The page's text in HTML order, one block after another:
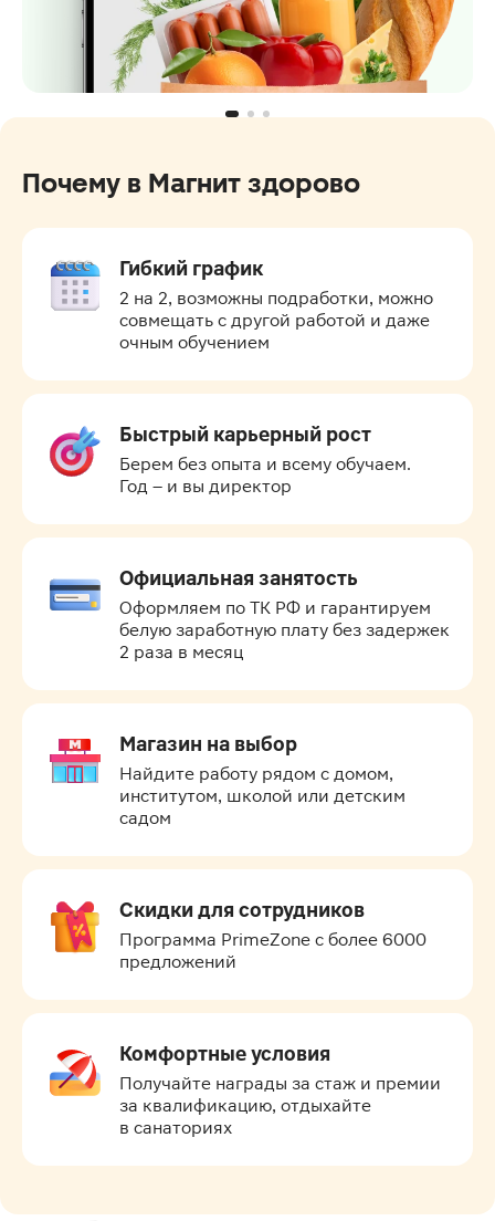
Почему в Магнит здорово
Гибкий график
2 на 2, возможны подработки, можно
совмещать с другой работой и даже
очным обучением
Быстрый карьерный рост
Берем без опыта и всему обучаем.
Год – и вы директор
Официальная занятость
Оформляем по ТК РФ и гарантируем
белую заработную плату без задержек
2 раза в месяц
Магазин на выбор
Найдите работу рядом с домом,
институтом, школой или детским
садом
Скидки для сотрудников
Программа PrimeZone с более 6000
предложений
Комфортные условия
Получайте награды за стаж и премии
за квалификацию, отдыхайте
в санаториях